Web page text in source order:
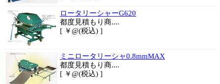
ロータリーシャーG620
都度見積もり商....
[ ￥@(税込) ]
ミニロータリーシャ0.8mmMAX
都度見積もり商....
[ ￥@(税込) ]